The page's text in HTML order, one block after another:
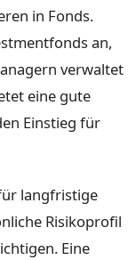
in Fonds.
an,
verwaltet
eine gute
Einstieg für
langfristige
Risikoprofil
Eine